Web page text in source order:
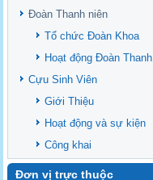
Văn bản - Quy định
Ban chấp hành Đảng bộ khoa
Đoàn Thanh niên
Tổ chức Đoàn Khoa
Hoạt động Đoàn
Cựu Sinh Viên
Giới Thiệu
Hoạt động và sự kiện
Công khai
Đơn vị trực thuộc